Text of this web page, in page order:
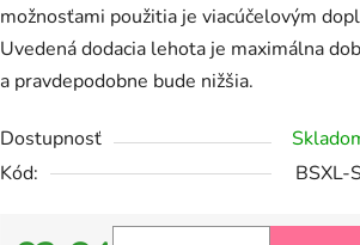
možnosťami použitia je viacúčelovým
Uvedená dodacia lehota je maximálna
a pravdepodobne bude nižšia.
Dostupnosť
Kód:
BSXL-